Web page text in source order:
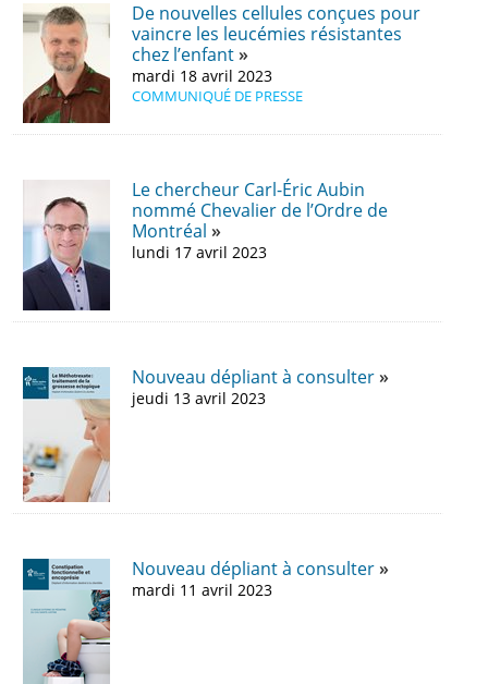
De nouvelles cellules conçues pour
vaincre les leucémies résistantes
chez l’enfant
mardi 18 avril 2023
COMMUNIQUÉ DE PRESSE
Le chercheur Carl-Éric Aubin
nommé Chevalier de l’Ordre de
Montréal
lundi 17 avril 2023
Nouveau dépliant à consulter
jeudi 13 avril 2023
Nouveau dépliant à consulter
mardi 11 avril 2023